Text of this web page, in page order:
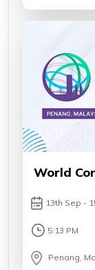
World
13th Sep -
5:13 PM
Penang,